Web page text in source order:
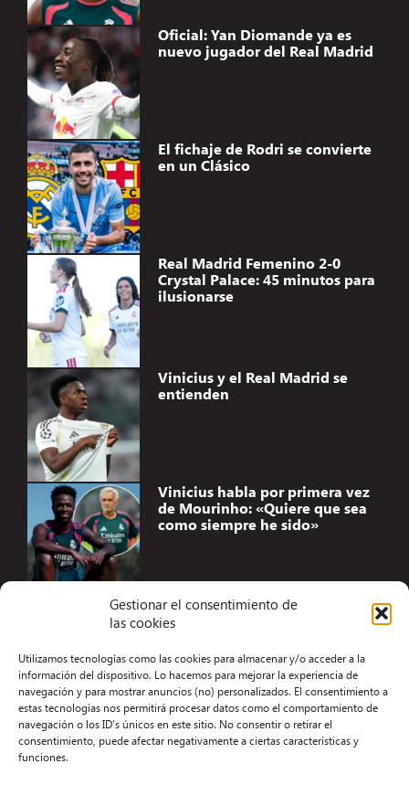
Gestionar el consentimiento de
las cookies
Utilizamos tecnologías como las cookies para almacenar y/o acceder a la
información del dispositivo. Lo hacemos para mejorar la experiencia de
navegación y para mostrar anuncios (no) personalizados. El consentimiento a
estas tecnologías nos permitirá procesar datos como el comportamiento de
navegación o los ID's únicos en este sitio. No consentir o retirar el
consentimiento, puede afectar negativamente a ciertas características y
funciones.
Oficial: Yan Diomande ya es
nuevo jugador del Real Madrid
El fichaje de Rodri se convierte
en un Clásico
Real Madrid Femenino 2-0
Crystal Palace: 45 minutos para
ilusionarse
Vinicius y el Real Madrid se
entienden
Vinicius habla por primera vez
de Mourinho: «Quiere que sea
como siempre he sido»
Aviso Legal
Términos y condiciones
Política de privacidad